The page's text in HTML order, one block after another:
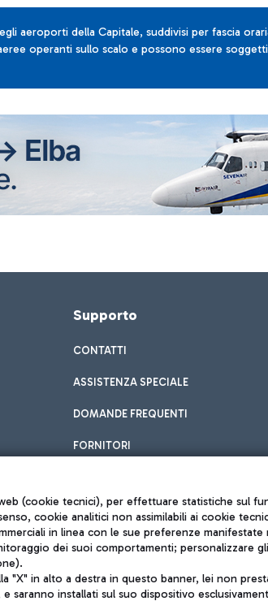
aeroporti della Capitale, suddivisi per fascia
operanti sullo scalo e possono essere
Supporto
CONTATTI
ASSISTENZA SPECIALE
DOMANDE FREQUENTI
FORNITORI
Note legali
Mappa sito
(cookie tecnici), per effettuare statistiche sul
cookie analitici non assimilabili ai cookie
in linea con le sue preferenze
dei suoi comportamenti; personalizzare
"X" in alto a destra in questo banner, lei non
installati sul suo dispositivo